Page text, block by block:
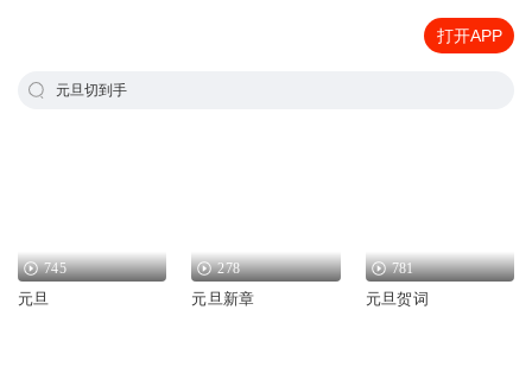
打开APP
元旦切到手
745
元旦
278
元旦新章
781
元旦贺词